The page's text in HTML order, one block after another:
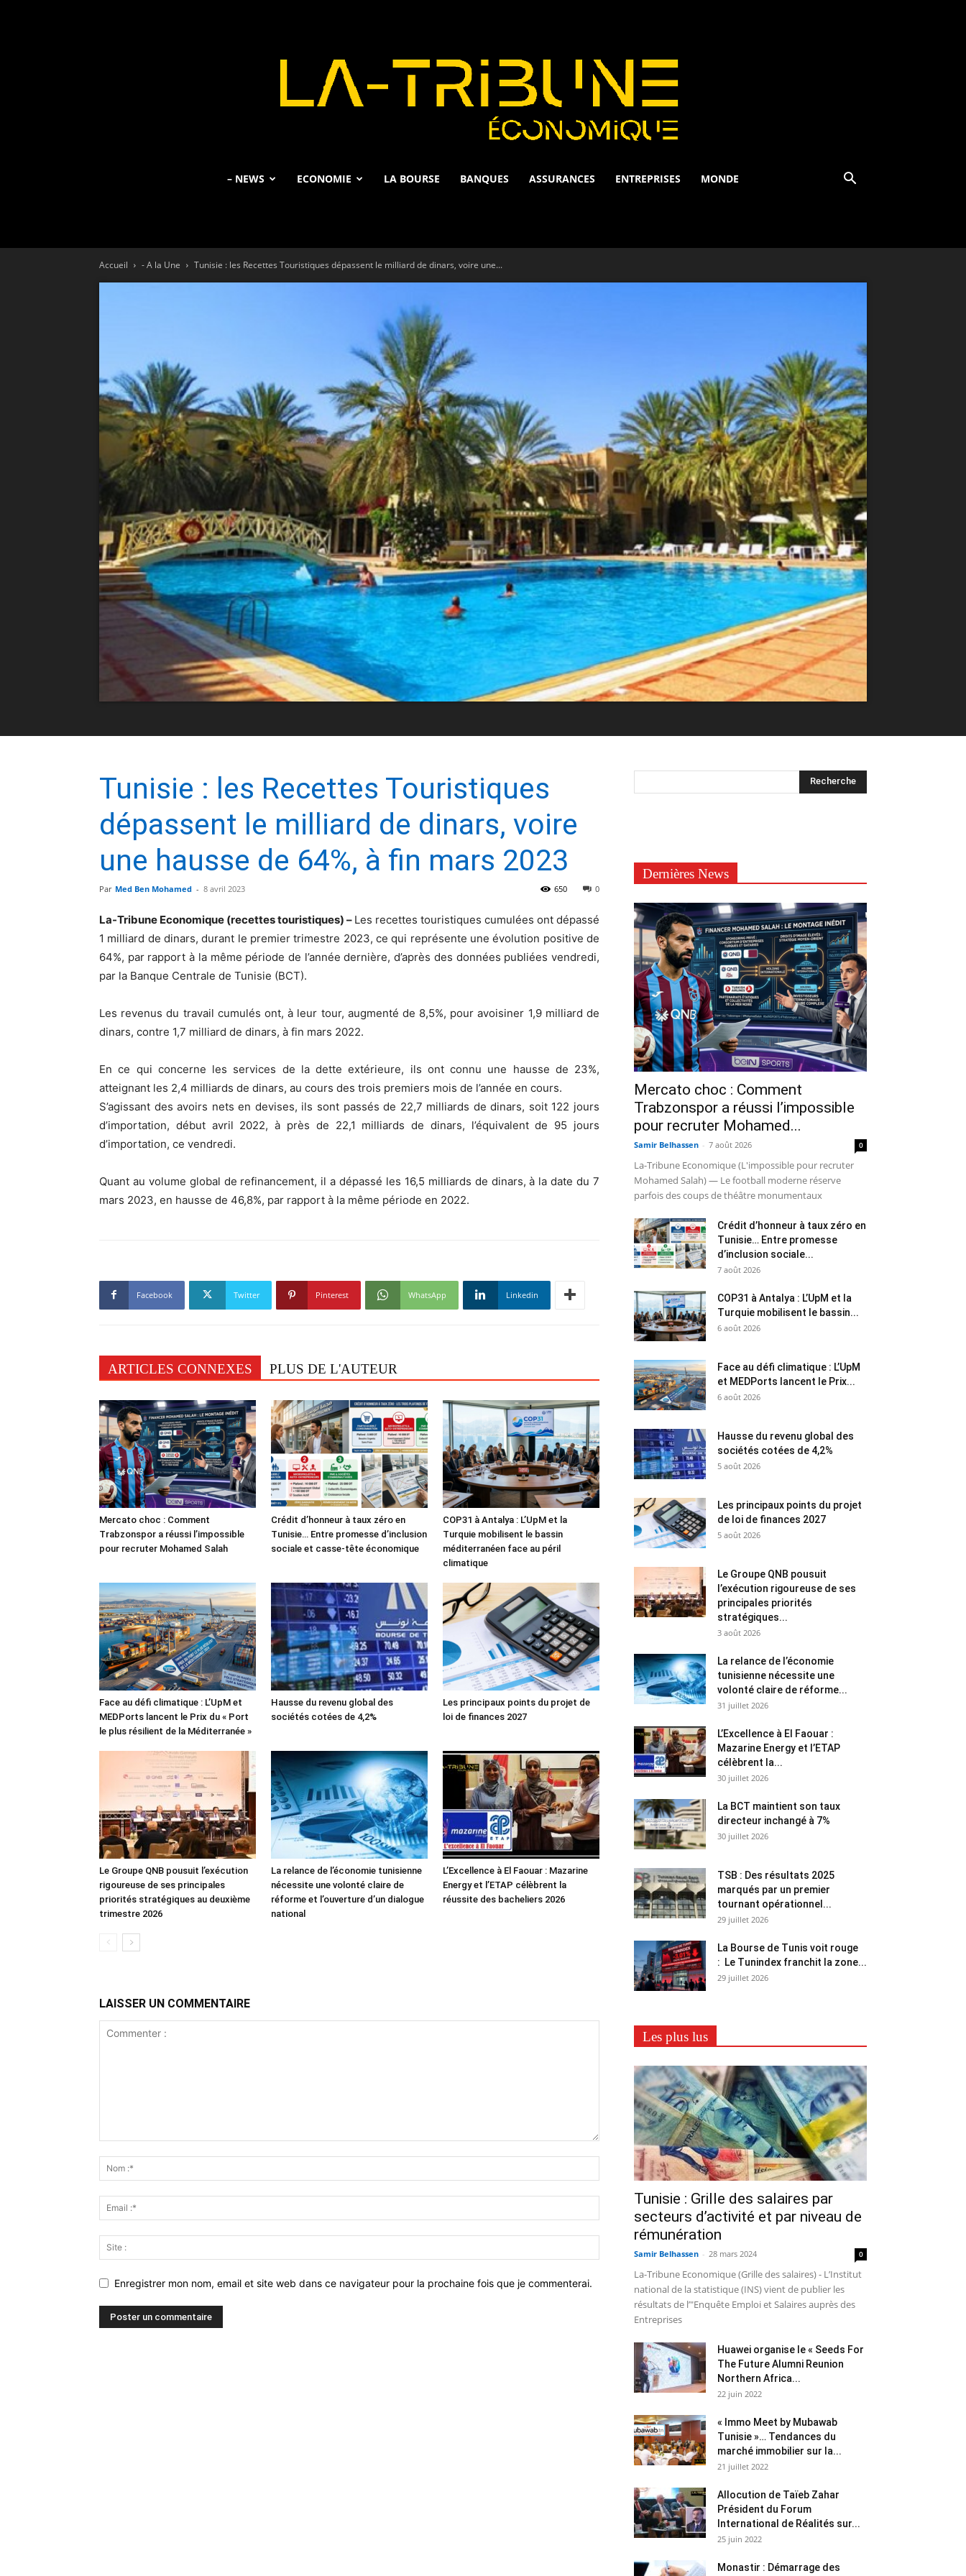
Economique
– NEWS ECONOMIE LA BOURSE BANQUES ASSURANCES ENTREPRISES MONDE
Accueil - A la Une Tunisie : les Recettes Touristiques dépassent le milliard de dinars, voire une...
Tunisie : les Recettes Touristiques
dépassent le milliard de dinars, voire
une hausse de 64%, à fin mars 2023
Par Med Ben Mohamed - 8 avril 2023 0
650
La-Tribune Economique (recettes touristiques) – Les recettes touristiques cumulées ont dépassé
1 milliard de dinars, durant le premier trimestre 2023, ce qui représente une évolution positive de
64%, par rapport à la même période de l’année dernière, d’après des données publiées vendredi,
par la Banque Centrale de Tunisie (BCT).
Les revenus du travail cumulés ont, à leur tour, augmenté de 8,5%, pour avoisiner 1,9 milliard de
dinars, contre 1,7 milliard de dinars, à fin mars 2022.
En ce qui concerne les services de la dette extérieure, ils ont connu une hausse de 23%,
atteignant les 2,4 milliards de dinars, au cours des trois premiers mois de l’année en cours.
S’agissant des avoirs nets en devises, ils sont passés de 22,7 milliards de dinars, soit 122 jours
d’importation, début avril 2022, à près de 22,1 milliards de dinars, l’équivalent de 95 jours
d’importation, ce vendredi.
Quant au volume global de refinancement, il a dépassé les 16,5 milliards de dinars, à la date du 7
mars 2023, en hausse de 46,8%, par rapport à la même période en 2022.
Facebook Twitter Pinterest WhatsApp Linkedin
ARTICLES CONNEXES PLUS DE L'AUTEUR
Mercato choc : Comment
Trabzonspor a réussi l’impossible
pour recruter Mohamed Salah
Crédit d’honneur à taux zéro en
Tunisie… Entre promesse d’inclusion
sociale et casse-tête économique
COP31 à Antalya : L’UpM et la
Turquie mobilisent le bassin
méditerranéen face au péril
climatique
Face au défi climatique : L’UpM et
MEDPorts lancent le Prix du « Port
le plus résilient de la Méditerranée »
Hausse du revenu global des
sociétés cotées de 4,2%
Les principaux points du projet de
loi de finances 2027
Le Groupe QNB pousuit l’exécution
rigoureuse de ses principales
priorités stratégiques au deuxième
trimestre 2026
La relance de l’économie tunisienne
nécessite une volonté claire de
réforme et l’ouverture d’un dialogue
national
L’Excellence à El Faouar : Mazarine
Energy et l’ETAP célèbrent la
réussite des bacheliers 2026
LAISSER UN COMMENTAIRE
Enregistrer mon nom, email et site web dans ce navigateur pour la prochaine fois que je commenterai.
Dernières News
Mercato choc : Comment
Trabzonspor a réussi l’impossible
pour recruter Mohamed...
Samir Belhassen - 7 août 2026 0
La-Tribune Economique (L'impossible pour recruter
Mohamed Salah) — Le football moderne réserve
parfois des coups de théâtre monumentaux
Crédit d’honneur à taux zéro en
Tunisie… Entre promesse
d’inclusion sociale...
7 août 2026
COP31 à Antalya : L’UpM et la
Turquie mobilisent le bassin...
6 août 2026
Face au défi climatique : L’UpM
et MEDPorts lancent le Prix...
6 août 2026
Hausse du revenu global des
sociétés cotées de 4,2%
5 août 2026
Les principaux points du projet
de loi de finances 2027
5 août 2026
Le Groupe QNB pousuit
l’exécution rigoureuse de ses
principales priorités
stratégiques...
3 août 2026
La relance de l’économie
tunisienne nécessite une
volonté claire de réforme...
31 juillet 2026
L’Excellence à El Faouar :
Mazarine Energy et l’ETAP
célèbrent la...
30 juillet 2026
La BCT maintient son taux
directeur inchangé à 7%
30 juillet 2026
TSB : Des résultats 2025
marqués par un premier
tournant opérationnel...
29 juillet 2026
La Bourse de Tunis voit rouge
: Le Tunindex franchit la zone...
29 juillet 2026
Les plus lus
Tunisie : Grille des salaires par
secteurs d’activité et par niveau de
rémunération
Samir Belhassen - 28 mars 2024 0
La-Tribune Economique (Grille des salaires) - L’Institut
national de la statistique (INS) vient de publier les
résultats de l’"Enquête Emploi et Salaires auprès des
Entreprises
Huawei organise le « Seeds For
The Future Alumni Reunion
Northern Africa...
22 juin 2022
« Immo Meet by Mubawab
Tunisie »… Tendances du
marché immobilier sur la...
21 juillet 2022
Allocution de Taïeb Zahar
Président du Forum
International de Réalités sur...
25 juin 2022
Monastir : Démarrage des